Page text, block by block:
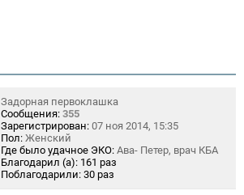
Задорная первоклашка
Сообщения: 355
Зарегистрирован: 07 ноя 2014, 15:35
Пол: Женский
Где было удачное ЭКО: Ава- Петер, врач КБА
Благодарил (а): 161 раз
Поблагодарили: 30 раз